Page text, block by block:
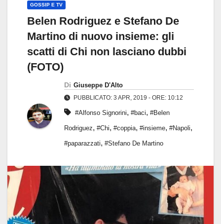
GOSSIP E TV
Belen Rodriguez e Stefano De
Martino di nuovo insieme: gli
scatti di Chi non lasciano dubbi
(FOTO)
Di Giuseppe D'Alto
PUBBLICATO: 3 APR, 2019 - ORE: 10:12
#Alfonso Signorini, #baci, #Belen
Rodriguez, #Chi, #coppia, #insieme, #Napoli,
#paparazzati, #Stefano De Martino